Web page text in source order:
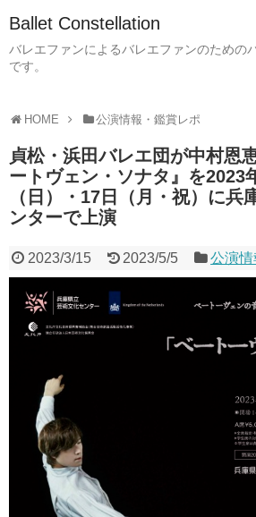
Ballet Constellation
バレエファンによるバレエファンのための
です。
HOME 公演情報・鑑賞レポ
貞松・浜田バレエ団が中村恩
ートヴェン・ソナタ』を2023
（日）・17日（月・祝）に兵
ンターで上演
2023/3/15 2023/5/5 公演